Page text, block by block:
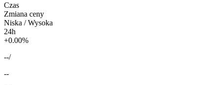
Czas
Zmiana ceny
Niska / Wysoka
24h
+0.00%
--/
--